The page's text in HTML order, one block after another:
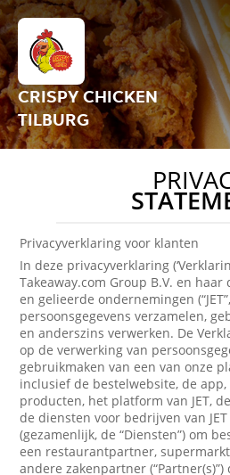
CRISPY CHICKEN
TILBURG
Privacyverklaring voor klanten
In deze privacyverklaring
Takeaway.com Group B.V. en
en gelieerde ondernemingen (“JET”,
persoonsgegevens verzamelen,
en anderszins verwerken. De
op de verwerking van
gebruikmaken van een van onze
inclusief de bestelwebsite, de
producten, het platform van JET,
de diensten voor bedrijven van JET
(gezamenlijk, de “Diensten”) om
een restaurantpartner,
andere zakenpartner